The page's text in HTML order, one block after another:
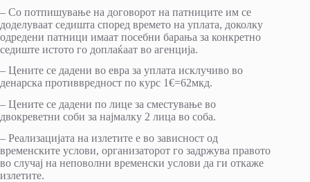
– Со потпишување на договорот на патниците им се
доделуваат седишта според времето на уплата, доколку
одредени патници имаат посебни барања за конкретно
седиште истото го доплаќаат во агенција.
– Цените се дадени во евра за уплата исклучиво во
денарска противвредност по курс 1€=62мкд.
– Цените се дадени по лице за сместување во
двокреветни соби за најмалку 2 лица во соба.
– Реализацијата на излетите е во зависност од
временските услови, организаторот го задржува правото
во случај на неповолни временски услови да ги откаже
излетите.